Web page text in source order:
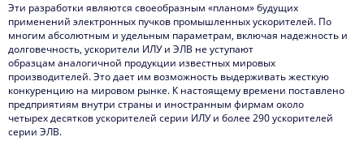
Эти разработки являются своеобразным «планом» будущих
применений электронных пучков промышленных ускорителей. По
многим абсолютным и удельным параметрам, включая надежность и
долговечность, ускорители ИЛУ и ЭЛВ не уступают
образцам аналогичной продукции известных мировых
производителей. Это дает им возможность выдерживать жесткую
конкуренцию на мировом рынке. К настоящему времени поставлено
предприятиям внутри страны и иностранным фирмам около
четырех десятков ускорителей серии ИЛУ и более 290 ускорителей
серии ЭЛВ.